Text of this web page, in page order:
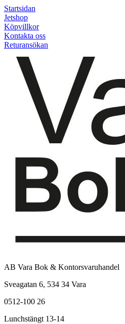
Startsidan
Jetshop
Köpvillkor
Kontakta oss
Returansökan
AB Vara Bok & Kontorsvaruhandel
Sveagatan 6, 534 34 Vara
0512-100 26
Lunchstängt 13-14